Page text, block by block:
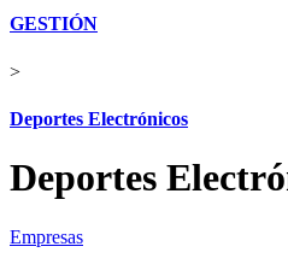
GESTIÓN
>
Deportes Electrónicos
Deportes
Empresas